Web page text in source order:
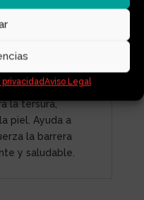
Aviso Legal
tu piel. Su
ideal para
betacaroteno,
creando una
la tersura,
piel. Ayuda a
la barrera
y saludable.